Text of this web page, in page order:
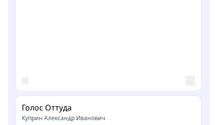
Голос Оттуда
Куприн Александр Иванович